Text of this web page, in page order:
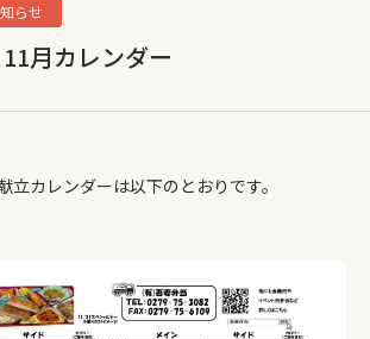
らせ
11月カレンダー
立カレンダーは以下のとおりです。